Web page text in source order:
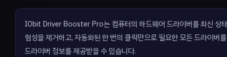
IObit Driver Booster Pro는 컴퓨터의 하드웨어 드라이버를 최신 상
험성을 제거하고, 자동화된 한 번의 클릭만으로 필요한 모든 드라이버
드라이버 정보를 제공받을 수 있습니다.